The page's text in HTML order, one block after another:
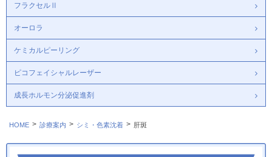
フラクセルⅡ
オーロラ
ケミカルピーリング
ピコフェイシャルレーザー
成長ホルモン分泌促進剤
HOME 診療案内 シミ・色素沈着 肝斑